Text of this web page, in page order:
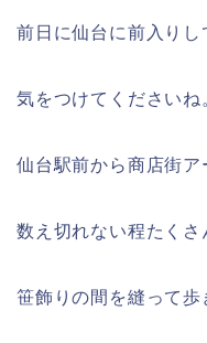
前日に仙台に前入り
気をつけてくださいね
仙台駅前から商店街ア
数え切れない程たくさ
笹飾りの間を縫って歩